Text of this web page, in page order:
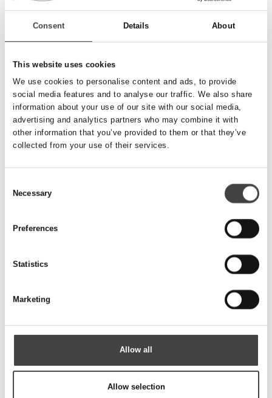
Consent Details About
This website uses cookies
We use cookies to personalise content and ads, to provide
social media features and to analyse our traffic. We also share
information about your use of our site with our social media,
advertising and analytics partners who may combine it with
other information that you’ve provided to them or that they’ve
collected from your use of their services.
Selection
Necessary
Preferences
Statistics
Marketing
Allow all
Allow selection
Varenr.07216002
DimensionØ160 x 9,5 mm
Ø160 PE Blindrør 2 m
Slids
Enhedstk.
PrisForhør
Varenr.07216003
DimensionØ160 x 9,5 mm
Ø160 PE Blindrør 3 m
Beskrivelse
Ø160 PE Filter 1 m